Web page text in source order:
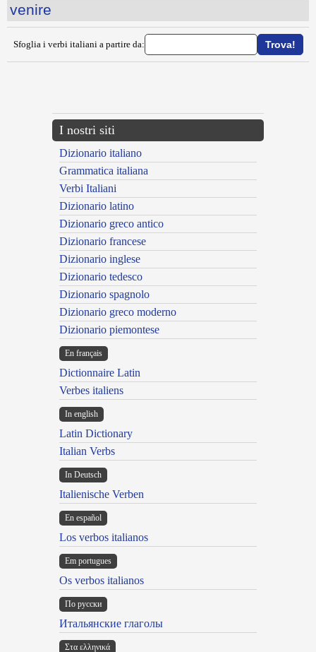
venire
Sfoglia i verbi italiani a partire da:
I nostri siti
Dizionario italiano
Grammatica italiana
Verbi Italiani
Dizionario latino
Dizionario greco antico
Dizionario francese
Dizionario inglese
Dizionario tedesco
Dizionario spagnolo
Dizionario greco moderno
Dizionario piemontese
En français
Dictionnaire Latin
Verbes italiens
In english
Latin Dictionary
Italian Verbs
In Deutsch
Italienische Verben
En español
Los verbos italianos
Em portugues
Os verbos italianos
По русски
Итальянские глаголы
Στα ελληνικά